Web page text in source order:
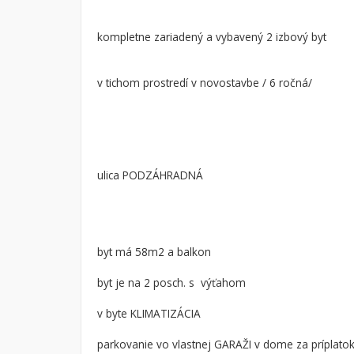
Garsónky
1-izbové
Vila
kompletne zariadený a vybavený 2 izbový byt
v tichom prostredí v novostavbe / 6 ročná/
ulica PODZÁHRADNÁ
byt má 58m2 a balkon
byt je na 2 posch. s výťahom
v byte KLIMATIZÁCIA
parkovanie vo vlastnej GARAŽI v dome za príplatok